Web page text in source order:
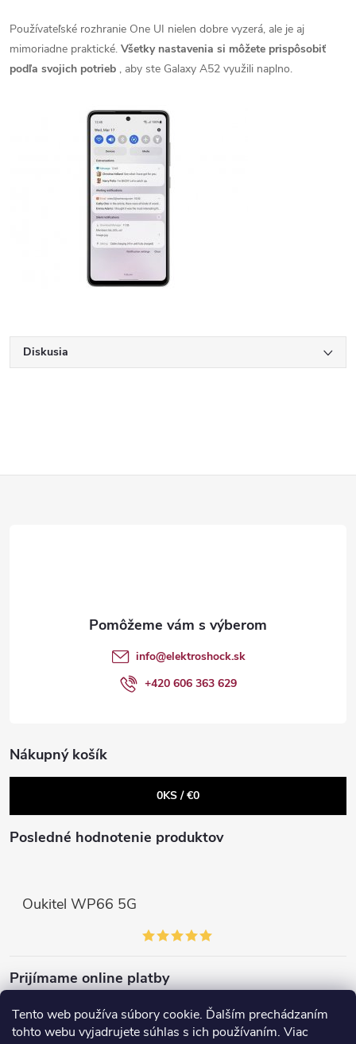
Tento web používa súbory cookie. Ďalším prechádzaním
tohto webu vyjadrujete súhlas s ich používaním. Viac
Používateľské rozhranie One UI nielen dobre vyzerá, ale je aj
mimoriadne praktické. Všetky nastavenia si môžete prispôsobiť
podľa svojich potrieb , aby ste Galaxy A52 využili naplno.
Diskusia
info@elektroshock.sk
+420 606 363 629
Nákupný košík
0KS /€0
Posledné hodnotenie produktov
Oukitel WP66 5G
Prijímame online platby